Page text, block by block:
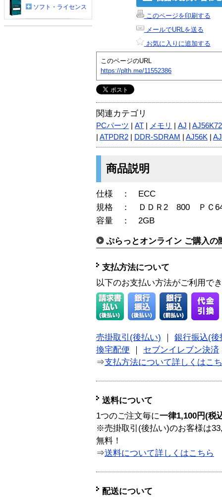
このページを印刷する
メールでURLを送る
お気に入りに追加する
このページのURL
https://plth.me/11552386
関連カテゴリ
PCパーツ AT メモリ AJ
ATPDR2 DDR-SDRAM AJ56K
商品説明
仕様 ： ECC
規格 ： ＤＤＲ2 800 ＰＣ
容量 ： 2GB
ぷらっとオンライン ご購入の
支払方法について
以下のお支払い方法がご利用で
売掛取引(後払い)
銀行振込(後
換宅配便
セブンイレブン決済
⇒支払方法について詳しくはこ
送料について
1つのご注文毎に一律1,100円(税
※売掛取引(後払い)のお客様は
無料！
⇒送料について詳しくはこちら
配送について
ソフト・ライセンス